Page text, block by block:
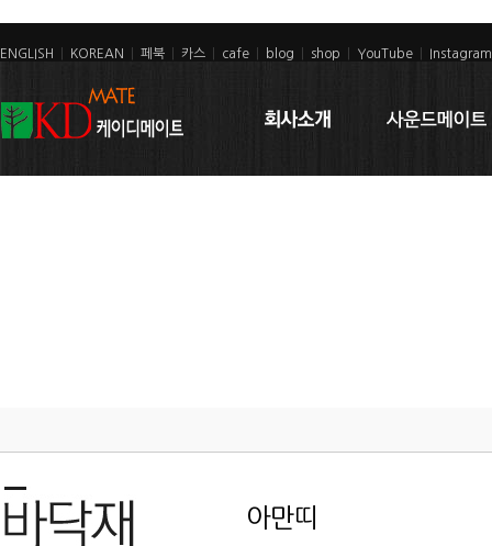
ENGLISH KOREAN 페북 카스 cafe blog shop YouTube Instagram
아만띠